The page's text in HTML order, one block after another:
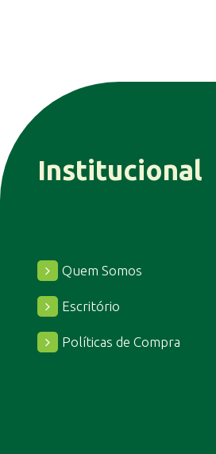
Institucional
Quem Somos
Escritório
Políticas de Compra